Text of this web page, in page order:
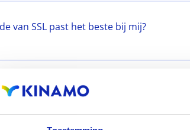
van SSL past het beste bij mij?
kon geen beveiligde verbinding maken